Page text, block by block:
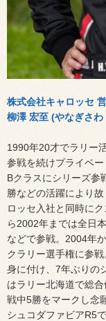
株式会社キャロッセ
柳澤 宏至 (やなぎさ
1990年20才でラリー
参戦を続けプライベ
Bクラスにシリーズ参
勝などの活躍により
ロッセ入社と同時に
ら2002年までは全日
などで参戦。2004年
クラリー選手権に参
身に付け、7年ぶりの
はラリー北海道で総
戦中5勝をマークし念
シュコダファビアR5